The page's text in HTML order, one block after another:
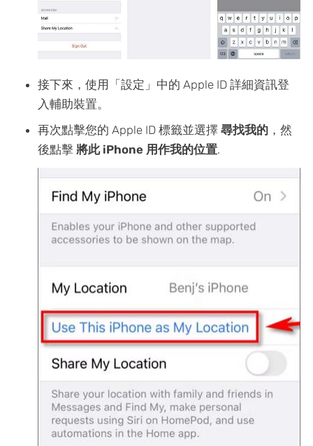
接下來，使用「設定」中的 Apple ID 詳細資訊登
入輔助裝置。
再次點擊您的 Apple ID 標籤並選擇 尋找我的，然
後點擊 將此 iPhone 用作我的位置.